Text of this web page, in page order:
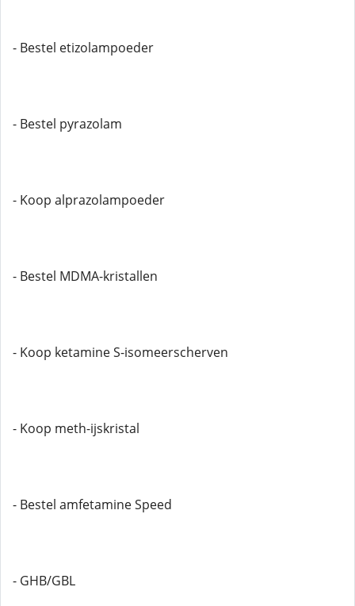
- Bestel etizolampoeder
- Bestel pyrazolam
- Koop alprazolampoeder
- Bestel MDMA-kristallen
- Koop ketamine S-isomeerscherven
- Koop meth-ijskristal
- Bestel amfetamine Speed
- GHB/GBL